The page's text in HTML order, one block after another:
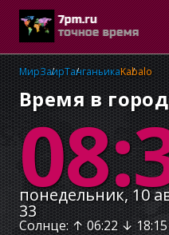
МирЗаирТанганьикаKabalo
Время в
понедельник, 10
33
Солнце: ↑06:22↓18:15